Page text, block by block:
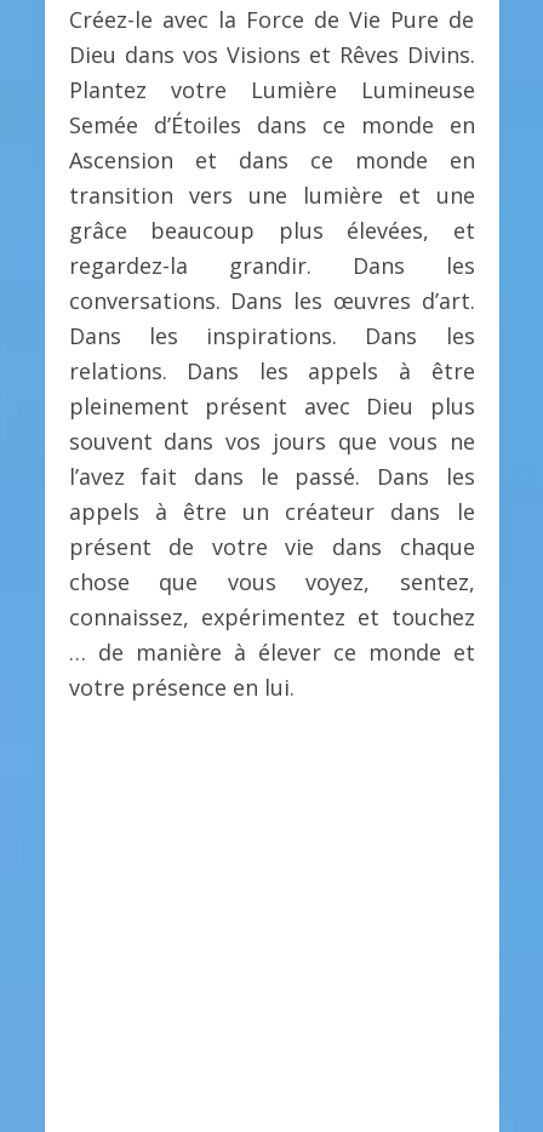
Créez-le avec la Force de Vie Pure de
Dieu dans vos Visions et Rêves Divins.
Plantez votre Lumière Lumineuse
Semée d’Étoiles dans ce monde en
Ascension et dans ce monde en
transition vers une lumière et une
grâce beaucoup plus élevées, et
regardez-la grandir. Dans les
conversations. Dans les œuvres d’art.
Dans les inspirations. Dans les
relations. Dans les appels à être
pleinement présent avec Dieu plus
souvent dans vos jours que vous ne
l’avez fait dans le passé. Dans les
appels à être un créateur dans le
présent de votre vie dans chaque
chose que vous voyez, sentez,
connaissez, expérimentez et touchez
… de manière à élever ce monde et
votre présence en lui.